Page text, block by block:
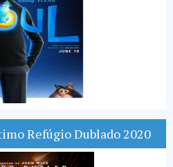
Refúgio Dublado 2020